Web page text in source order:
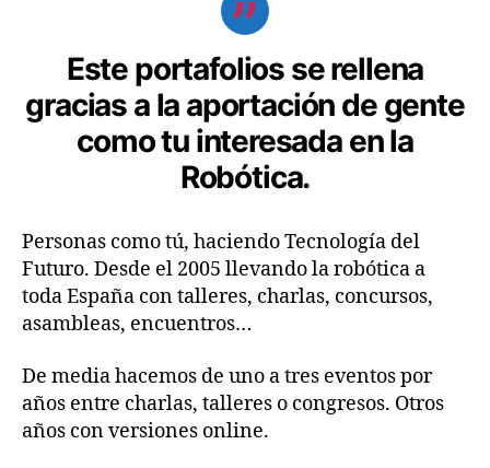
Este portafolios se rellena
gracias a la aportación de gente
como tu interesada en la
Robótica.
Personas como tú, haciendo Tecnología del
Futuro. Desde el 2005 llevando la robótica a
toda España con talleres, charlas, concursos,
asambleas, encuentros…
De media hacemos de uno a tres eventos por
años entre charlas, talleres o congresos. Otros
años con versiones online.